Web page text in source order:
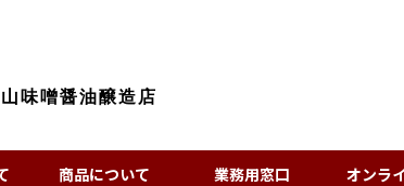
味噌醤油醸造店
商品について 業務用窓口 オンラ